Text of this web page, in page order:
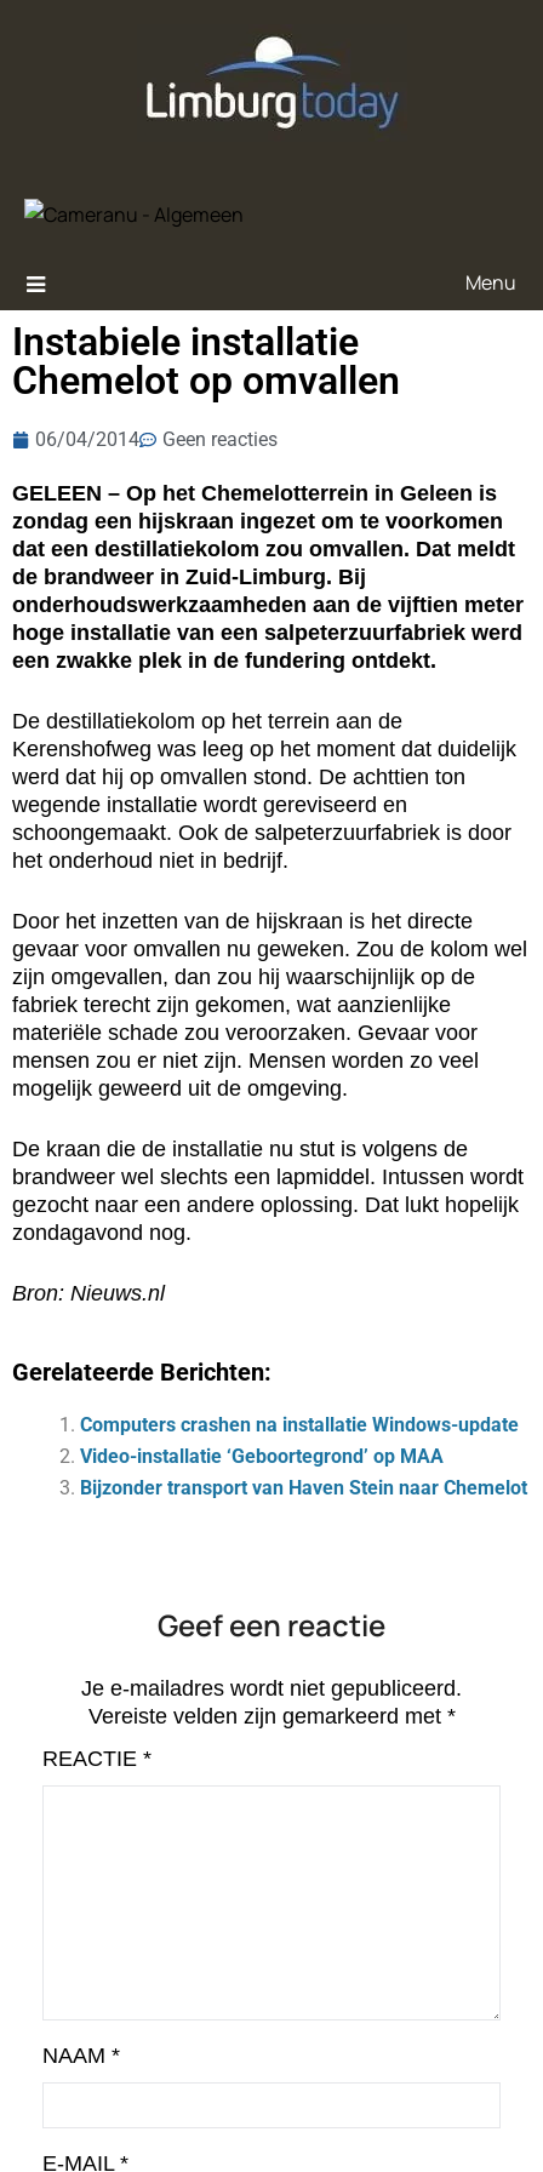
Menu
Instabiele installatie
Chemelot op omvallen
06/04/2014 Geen reacties
GELEEN – Op het Chemelotterrein in Geleen is
zondag een hijskraan ingezet om te voorkomen
dat een destillatiekolom zou omvallen. Dat meldt
de brandweer in Zuid-Limburg. Bij
onderhoudswerkzaamheden aan de vijftien meter
hoge installatie van een salpeterzuurfabriek werd
een zwakke plek in de fundering ontdekt.
De destillatiekolom op het terrein aan de
Kerenshofweg was leeg op het moment dat duidelijk
werd dat hij op omvallen stond. De achttien ton
wegende installatie wordt gereviseerd en
schoongemaakt. Ook de salpeterzuurfabriek is door
het onderhoud niet in bedrijf.
Door het inzetten van de hijskraan is het directe
gevaar voor omvallen nu geweken. Zou de kolom wel
zijn omgevallen, dan zou hij waarschijnlijk op de
fabriek terecht zijn gekomen, wat aanzienlijke
materiële schade zou veroorzaken. Gevaar voor
mensen zou er niet zijn. Mensen worden zo veel
mogelijk geweerd uit de omgeving.
De kraan die de installatie nu stut is volgens de
brandweer wel slechts een lapmiddel. Intussen wordt
gezocht naar een andere oplossing. Dat lukt hopelijk
zondagavond nog.
Bron: Nieuws.nl
Gerelateerde Berichten:
Computers crashen na installatie Windows-update
Video-installatie ‘Geboortegrond’ op MAA
Bijzonder transport van Haven Stein naar Chemelot
Geef een reactie
Je e-mailadres wordt niet gepubliceerd.
Vereiste velden zijn gemarkeerd met *
REACTIE *
NAAM *
E-MAIL *